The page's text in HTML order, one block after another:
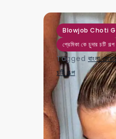
Blowjob Choti
প্রেমিকা কে চুদার চটি গল্প
Tagged বাংলা
চটি গল্প